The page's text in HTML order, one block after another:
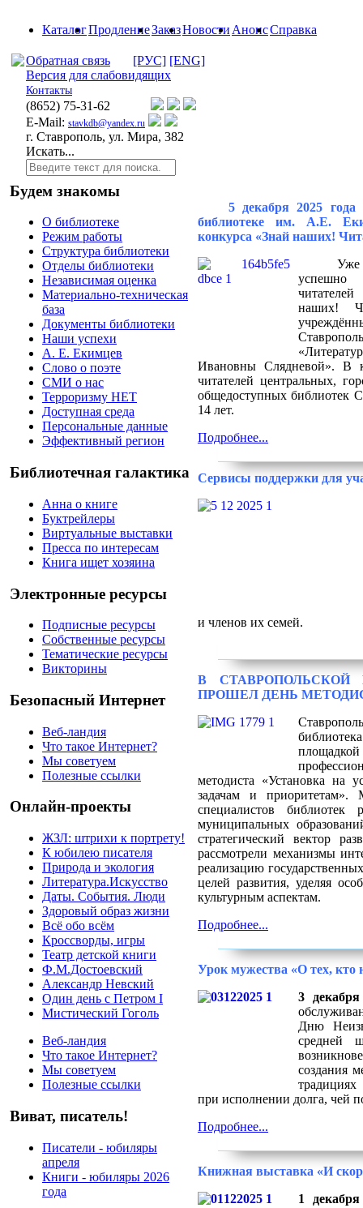
КаталогПродлениеЗаказНовости АнонсСправка
Обратная связь [РУС] [ENG]
Версия для слабовидящих
Контакты
(8652) 75-31-62
E-Mail: stavkdb@yandex.ru
г. Ставрополь, ул. Мира, 382
Искать...
Будем знакомы
О библиотеке
Режим работы
Структура библиотеки
Отделы библиотеки
Независимая оценка
Материально-техническая
база
Документы библиотеки
Наши успехи
А. Е. Екимцев
Слово о поэте
СМИ о нас
Терроризму НЕТ
Доступная среда
Персональные данные
Эффективный регион
Библиотечная галактика
Анна о книге
Буктрейлеры
Виртуальные выставки
Пресса по интересам
Книга ищет хозяина
Электронные ресурсы
Подписные ресурсы
Собственные ресурсы
Тематические ресурсы
Викторины
Безопасный Интернет
Веб-ландия
Что такое Интернет?
Мы советуем
Полезные ссылки
Онлайн-проекты
ЖЗЛ: штрихи к портрету!
К юбилею писателя
Природа и экология
Литература.Искусство
Даты. События. Люди
Здоровый образ жизни
Всё обо всём
Кроссворды, игры
Театр детской книги
Ф.М.Достоевский
Александр Невский
Один день с Петром I
Мистический Гоголь
Веб-ландия
Что такое Интернет?
Мы советуем
Полезные ссылки
Виват, писатель!
Писатели - юбиляры
апреля
Книги - юбиляры 2026
года
5 декабря 2025 года
библиотеке им. А.Е.
конкурса «Знай наших!
Уже
успешно
наших!
Ивановны Слядневой». В
читателей центральных,
общедоступных библиотек
14 лет.
Подробнее...
Сервисы поддержки для
и членов их семей.
В СТАВРОПОЛЬСКОЙ
ПРОШЕЛ ДЕНЬ
методиста «Установка на
задачам и приоритетам».
специалистов
муниципальных
стратегический вектор
рассмотрели механизмы
реализацию
целей развития, уделяя
культурным аспектам.
Подробнее...
Урок мужества «О тех, кто
3 декабря
Дню
средней
создания
при исполнении долга, чей
Подробнее...
Книжная выставка «И
1 декабря